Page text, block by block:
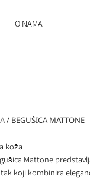
O NAMA
/ BEGUŠICA MATTONE
koža
Mattone
koji kombinira